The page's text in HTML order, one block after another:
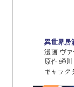
異世界居
漫画 ヴ
原作 蝉
キャラク